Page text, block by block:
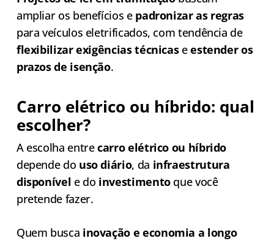
ampliar os benefícios e padronizar as regras
para veículos eletrificados, com tendência de
flexibilizar exigências técnicaseestender os
prazos de isenção.
Carro elétrico ou híbrido: qual
escolher?
A escolha entrecarro elétrico ou híbrido
depende do uso diário, da infraestrutura
disponível e do investimentoque você
pretende fazer.
Quem busca inovação e economia a longo